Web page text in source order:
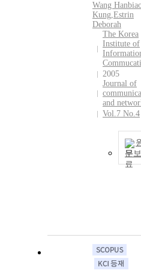
Wang
Kung,Estrin
Deborah
The Korea
Institute of
2005
Journal of
and
Vol.7 No.4
문